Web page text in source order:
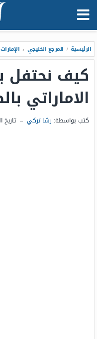
الرئيسية / المرجع الخليجي ، الإمارات
كيف نحتفل
الاماراتي
كتب بواسطة: رشا تركي – تاريخ